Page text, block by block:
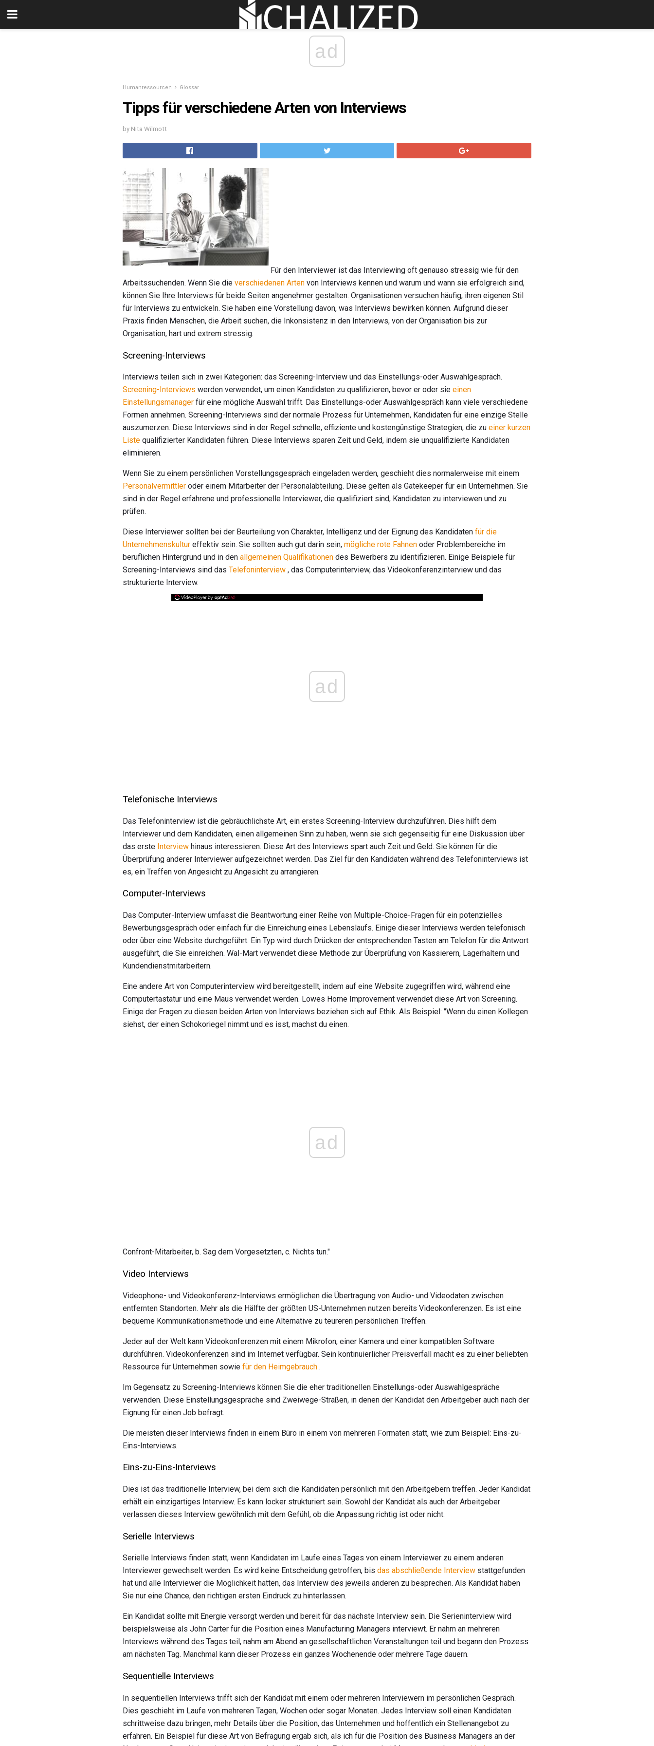
ad
Humanressourcen Glossar
Tipps für verschiedene Arten von Interviews
by Nita Wilmott
Für den Interviewer ist das Interviewing oft genauso stressig wie für den
Arbeitssuchenden. Wenn Sie die verschiedenen Arten von Interviews kennen und warum und wann sie erfolgreich sind,
können Sie Ihre Interviews für beide Seiten angenehmer gestalten. Organisationen versuchen häufig, ihren eigenen Stil
für Interviews zu entwickeln. Sie haben eine Vorstellung davon, was Interviews bewirken können. Aufgrund dieser
Praxis finden Menschen, die Arbeit suchen, die Inkonsistenz in den Interviews, von der Organisation bis zur
Organisation, hart und extrem stressig.
Screening-Interviews
Interviews teilen sich in zwei Kategorien: das Screening-Interview und das Einstellungs-oder Auswahlgespräch.
Screening-Interviews werden verwendet, um einen Kandidaten zu qualifizieren, bevor er oder sie einen
Einstellungsmanager für eine mögliche Auswahl trifft. Das Einstellungs-oder Auswahlgespräch kann viele verschiedene
Formen annehmen. Screening-Interviews sind der normale Prozess für Unternehmen, Kandidaten für eine einzige Stelle
auszumerzen. Diese Interviews sind in der Regel schnelle, effiziente und kostengünstige Strategien, die zu einer kurzen
Liste qualifizierter Kandidaten führen. Diese Interviews sparen Zeit und Geld, indem sie unqualifizierte Kandidaten
eliminieren.
Wenn Sie zu einem persönlichen Vorstellungsgespräch eingeladen werden, geschieht dies normalerweise mit einem
Personalvermittler oder einem Mitarbeiter der Personalabteilung. Diese gelten als Gatekeeper für ein Unternehmen. Sie
sind in der Regel erfahrene und professionelle Interviewer, die qualifiziert sind, Kandidaten zu interviewen und zu
prüfen.
Diese Interviewer sollten bei der Beurteilung von Charakter, Intelligenz und der Eignung des Kandidaten für die
Unternehmenskultur effektiv sein. Sie sollten auch gut darin sein, mögliche rote Fahnen oder Problembereiche im
beruflichen Hintergrund und in den allgemeinen Qualifikationen des Bewerbers zu identifizieren. Einige Beispiele für
Screening-Interviews sind das Telefoninterview , das Computerinterview, das Videokonferenzinterview und das
strukturierte Interview.
ad
Telefonische Interviews
Das Telefoninterview ist die gebräuchlichste Art, ein erstes Screening-Interview durchzuführen. Dies hilft dem
Interviewer und dem Kandidaten, einen allgemeinen Sinn zu haben, wenn sie sich gegenseitig für eine Diskussion über
das erste Interview hinaus interessieren. Diese Art des Interviews spart auch Zeit und Geld. Sie können für die
Überprüfung anderer Interviewer aufgezeichnet werden. Das Ziel für den Kandidaten während des Telefoninterviews ist
es, ein Treffen von Angesicht zu Angesicht zu arrangieren.
Computer-Interviews
Das Computer-Interview umfasst die Beantwortung einer Reihe von Multiple-Choice-Fragen für ein potenzielles
Bewerbungsgespräch oder einfach für die Einreichung eines Lebenslaufs. Einige dieser Interviews werden telefonisch
oder über eine Website durchgeführt. Ein Typ wird durch Drücken der entsprechenden Tasten am Telefon für die Antwort
ausgeführt, die Sie einreichen. Wal-Mart verwendet diese Methode zur Überprüfung von Kassierern, Lagerhaltern und
Kundendienstmitarbeitern.
Eine andere Art von Computerinterview wird bereitgestellt, indem auf eine Website zugegriffen wird, während eine
Computertastatur und eine Maus verwendet werden. Lowes Home Improvement verwendet diese Art von Screening.
Einige der Fragen zu diesen beiden Arten von Interviews beziehen sich auf Ethik. Als Beispiel: "Wenn du einen Kollegen
siehst, der einen Schokoriegel nimmt und es isst, machst du einen.
ad
Confront-Mitarbeiter, b. Sag dem Vorgesetzten, c. Nichts tun."
Video Interviews
Videophone- und Videokonferenz-Interviews ermöglichen die Übertragung von Audio- und Videodaten zwischen
entfernten Standorten. Mehr als die Hälfte der größten US-Unternehmen nutzen bereits Videokonferenzen. Es ist eine
bequeme Kommunikationsmethode und eine Alternative zu teureren persönlichen Treffen.
Jeder auf der Welt kann Videokonferenzen mit einem Mikrofon, einer Kamera und einer kompatiblen Software
durchführen. Videokonferenzen sind im Internet verfügbar. Sein kontinuierlicher Preisverfall macht es zu einer beliebten
Ressource für Unternehmen sowie für den Heimgebrauch .
Im Gegensatz zu Screening-Interviews können Sie die eher traditionellen Einstellungs-oder Auswahlgespräche
verwenden. Diese Einstellungsgespräche sind Zweiwege-Straßen, in denen der Kandidat den Arbeitgeber auch nach der
Eignung für einen Job befragt.
Die meisten dieser Interviews finden in einem Büro in einem von mehreren Formaten statt, wie zum Beispiel: Eins-zu-
Eins-Interviews.
Eins-zu-Eins-Interviews
Dies ist das traditionelle Interview, bei dem sich die Kandidaten persönlich mit den Arbeitgebern treffen. Jeder Kandidat
erhält ein einzigartiges Interview. Es kann locker strukturiert sein. Sowohl der Kandidat als auch der Arbeitgeber
verlassen dieses Interview gewöhnlich mit dem Gefühl, ob die Anpassung richtig ist oder nicht.
Serielle Interviews
Serielle Interviews finden statt, wenn Kandidaten im Laufe eines Tages von einem Interviewer zu einem anderen
Interviewer gewechselt werden. Es wird keine Entscheidung getroffen, bis das abschließende Interview stattgefunden
hat und alle Interviewer die Möglichkeit hatten, das Interview des jeweils anderen zu besprechen. Als Kandidat haben
Sie nur eine Chance, den richtigen ersten Eindruck zu hinterlassen.
Ein Kandidat sollte mit Energie versorgt werden und bereit für das nächste Interview sein. Die Serieninterview wird
beispielsweise als John Carter für die Position eines Manufacturing Managers interviewt. Er nahm an mehreren
Interviews während des Tages teil, nahm am Abend an gesellschaftlichen Veranstaltungen teil und begann den Prozess
am nächsten Tag. Manchmal kann dieser Prozess ein ganzes Wochenende oder mehrere Tage dauern.
Sequentielle Interviews
In sequentiellen Interviews trifft sich der Kandidat mit einem oder mehreren Interviewern im persönlichen Gespräch.
Dies geschieht im Laufe von mehreren Tagen, Wochen oder sogar Monaten. Jedes Interview soll einen Kandidaten
schrittweise dazu bringen, mehr Details über die Position, das Unternehmen und hoffentlich ein Stellenangebot zu
erfahren. Ein Beispiel für diese Art von Befragung ergab sich, als ich für die Position des Business Managers an der